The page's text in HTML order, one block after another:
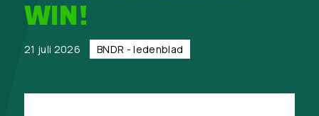
WIN!
21 juli 2026 BNDR - ledenblad